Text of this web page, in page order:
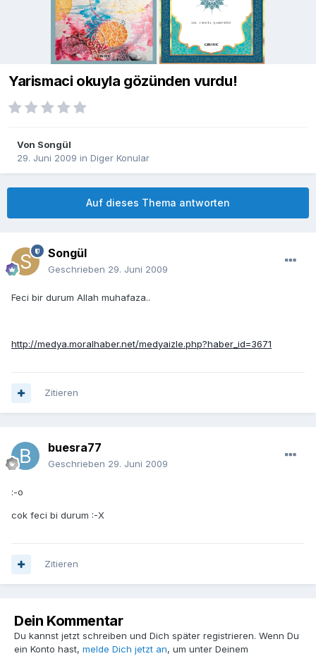
Yarismaci okuyla gözünden vurdu!
Von Songül
29. Juni 2009 in Diger Konular
Auf dieses Thema antworten
Songül
Geschrieben 29. Juni 2009
Feci bir durum Allah muhafaza..
http://medya.moralhaber.net/medyaizle.php?haber_id=3671
Zitieren
buesra77
Geschrieben 29. Juni 2009
:-o
cok feci bi durum :-X
Zitieren
Dein Kommentar
Du kannst jetzt schreiben und Dich später registrieren. Wenn Du
ein Konto hast, melde Dich jetzt an, um unter Deinem